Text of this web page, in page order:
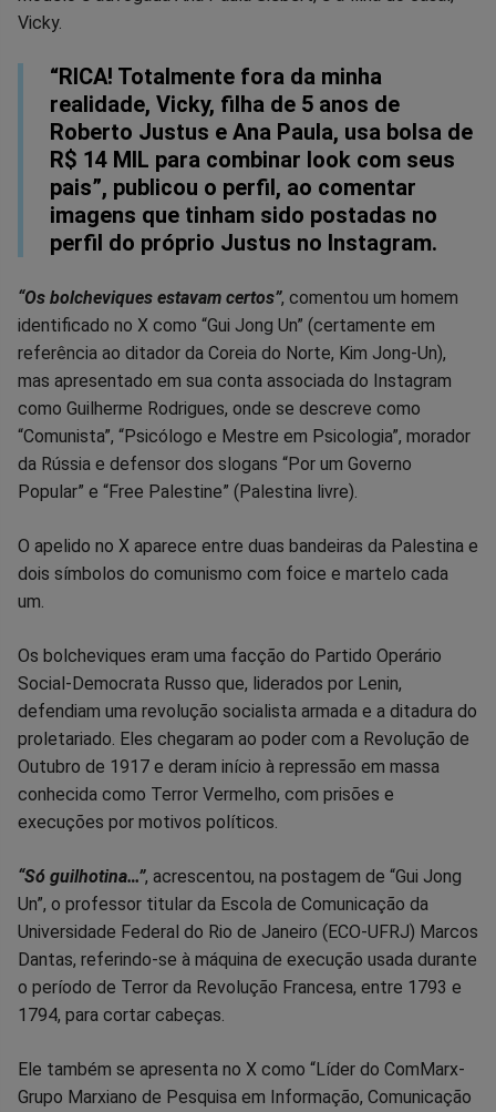
Vicky.
“RICA! Totalmente fora da minha
realidade, Vicky, filha de 5 anos de
Roberto Justus e Ana Paula, usa bolsa de
R$ 14 MIL para combinar look com seus
pais”, publicou o perfil, ao comentar
imagens que tinham sido postadas no
perfil do próprio Justus no Instagram.
“Os bolcheviques estavam certos”, comentou um homem
identificado no X como “Gui Jong Un” (certamente em
referência ao ditador da Coreia do Norte, Kim Jong-Un),
mas apresentado em sua conta associada do Instagram
como Guilherme Rodrigues, onde se descreve como
“Comunista”, “Psicólogo e Mestre em Psicologia”, morador
da Rússia e defensor dos slogans “Por um Governo
Popular” e “Free Palestine” (Palestina livre).
O apelido no X aparece entre duas bandeiras da Palestina e
dois símbolos do comunismo com foice e martelo cada
um.
Os bolcheviques eram uma facção do Partido Operário
Social-Democrata Russo que, liderados por Lenin,
defendiam uma revolução socialista armada e a ditadura do
proletariado. Eles chegaram ao poder com a Revolução de
Outubro de 1917 e deram início à repressão em massa
conhecida como Terror Vermelho, com prisões e
execuções por motivos políticos.
“Só guilhotina…”, acrescentou, na postagem de “Gui Jong
Un”, o professor titular da Escola de Comunicação da
Universidade Federal do Rio de Janeiro (ECO-UFRJ) Marcos
Dantas, referindo-se à máquina de execução usada durante
o período de Terror da Revolução Francesa, entre 1793 e
1794, para cortar cabeças.
Ele também se apresenta no X como “Líder do ComMarx-
Grupo Marxiano de Pesquisa em Informação, Comunicação